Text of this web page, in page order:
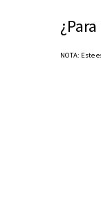
NOTA: Este